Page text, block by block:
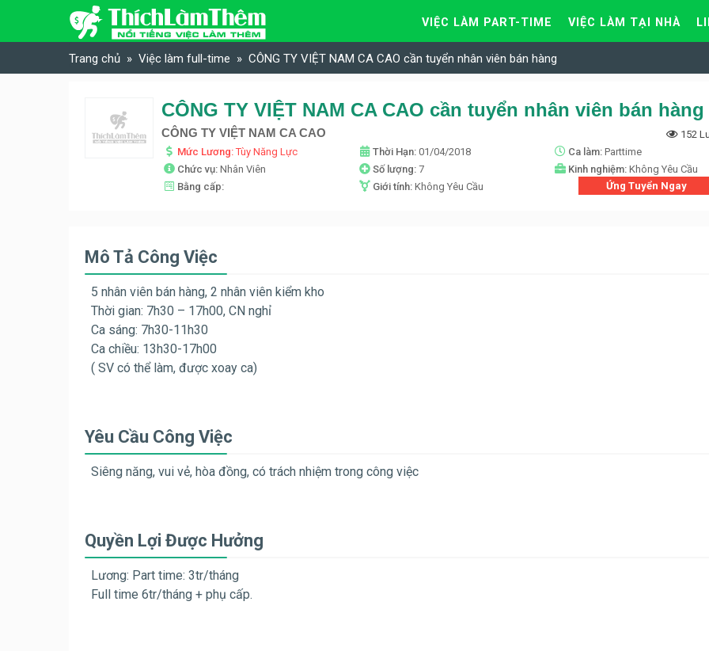
Skip to content
VIỆC LÀM PART-TIME VIỆC LÀM TẠI NHÀ
Trang chủ Việc làm full-time CÔNG TY VIỆT NAM CA CAO cần tuyển nhân viên bán hàng
CÔNG TY VIỆT NAM CA CAO cần tuyển nhân viên bán hàng
CÔNG TY VIỆT NAM CA CAO
152
Mức Lương:Tùy Năng Lực Thời Hạn: 01/04/2018 Ca làm: Parttime
Chức vụ: Nhân Viên Số lượng: 7 Kinh nghiệm: Không Yêu Cầu
Bằng cấp:
Giới tính: Không Yêu Cầu Ứng Tuyển Ngay
Mô Tả Công Việc
5 nhân viên bán hàng, 2 nhân viên kiểm kho
Thời gian: 7h30 – 17h00, CN nghỉ
Ca sáng: 7h30-11h30
Ca chiều: 13h30-17h00
( SV có thể làm, được xoay ca)
Yêu Cầu Công Việc
Siêng năng, vui vẻ, hòa đồng, có trách nhiệm trong công việc
Quyền Lợi Được Hưởng
Lương: Part time: 3tr/tháng
Full time 6tr/tháng + phụ cấp.